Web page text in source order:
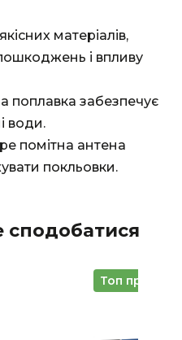
матеріалів,
і впливу
забезпечує
води.
помітна антена
покльовки.
Топ